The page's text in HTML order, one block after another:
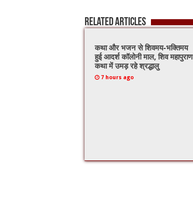
o
o
k
p
p
Related Articles
कथा और भजन से शिवमय-भक्तिमय
हुई आदर्श कॉलोनी माल, शिव महापुराण
कथा में उमड़ रहे श्रद्धालु
7 hours ago